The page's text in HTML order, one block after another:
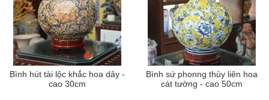
Bình hút tài lộc khắc hoa dây -
cao 30cm
Bình sứ phonng thủy liên hoa
cát tường - cao 50cm